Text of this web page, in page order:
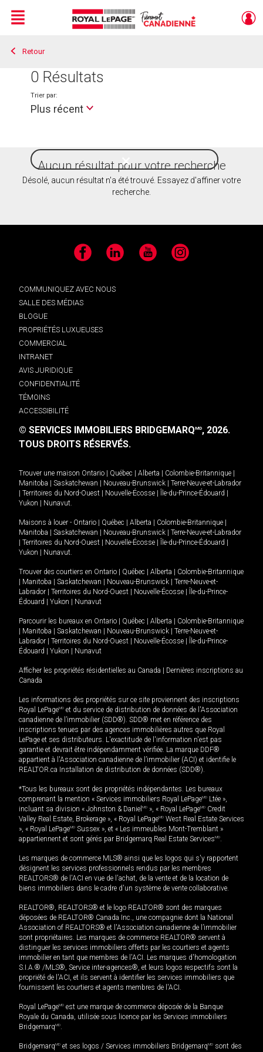
Live
En Direct
Menu
Retour
0 Résultats
Style
de
vie
Trier par:
Plus récent
Aucun résultat pour votre recherche
Désolé, aucun résultat n'a été trouvé. Essayez d'affiner votre
recherche.
Facebook LinkedIn YouTube Instagram
COMMUNIQUEZ AVEC NOUS
SALLE DES MÉDIAS
BLOGUE
PROPRIÉTÉS LUXUEUSES
COMMERCIAL
INTRANET
AVIS JURIDIQUE
CONFIDENTIALITÉ
TÉMOINS
ACCESSIBILITÉ
© SERVICES IMMOBILIERS BRIDGEMARQMD, 2026.
TOUS DROITS RÉSERVÉS.
Trouver une maison Ontario Québec Alberta Colombie-Britannique
Manitoba
Saskatchewan Nouveau-Brunswick
Terre-Neuve-et-Labrador
Territoires du Nord-Ouest Nouvelle-Écosse Île-du-Prince-Édouard
Yukon
Nunavut.
Maisons à louer - Ontario Québec Alberta Colombie-Britannique
Manitoba
Saskatchewan Nouveau-Brunswick
Terre-Neuve-et-Labrador
Territoires du Nord-Ouest Nouvelle-Écosse Île-du-Prince-Édouard
Yukon
Nunavut.
Trouver des courtiers en Ontario Québec Alberta
Colombie-Britannique
Manitoba Saskatchewan Nouveau-Brunswick
Terre-Neuve-et-
Labrador
Territoires du Nord-Ouest Nouvelle-Écosse
Île-du-Prince-
Édouard
Yukon Nunavut
Parcourir les bureaux en Ontario Québec Alberta
Colombie-Britannique
Manitoba Saskatchewan Nouveau-Brunswick
Terre-Neuve-et-
Labrador
Territoires du Nord-Ouest Nouvelle-Écosse
Île-du-Prince-
Édouard
Yukon Nunavut
Afficher les propriétés résidentielles au Canada
Dernières inscriptions au
Canada
Les informations des propriétés sur ce site proviennent des inscriptions
Royal LePageMD et du service de distribution de données de l'Association
canadienne de l’immobilier (SDD®). SDD® met en référence des
inscriptions tenues par des agences immobilières autres que Royal
LePage et ses distributeurs. L'exactitude de l'information n'est pas
garantie et devrait être indépendamment vérifiée. La marque DDF®
appartient à l'Association canadienne de l’immobilier (ACI) et identifie le
REALTOR.ca Installation de distribution de données (SDD®).
*Tous les bureaux sont des propriétés indépendantes. Les bureaux
comprenant la mention « Services immobiliers Royal LePageMD Ltée »,
incluant sa division « Johnston & Daniel MD », « Royal LePageMD Credit
Valley Real Estate, Brokerage », « Royal LePageMD West Real Estate Services
», « Royal LePageMD Sussex », et « Les immeubles Mont-Tremblant »
appartiennent et sont gérés par Bridgemarq Real Estate ServicesMD.
Les marques de commerce MLS® ainsi que les logos qui s'y rapportent
désignent les services professionnels rendus par les membres
REALTORS® de l'ACI en vue de l'achat, de la vente et de la location de
biens immobiliers dans le cadre d'un système de vente collaborative.
REALTOR®, REALTORS® et le logo REALTOR® sont des marques
déposées de REALTOR® Canada Inc., une compagnie dont la National
Association of REALTORS® et l'Association canadienne de l’immobilier
sont propriétaires. Les marques de commerce REALTOR® servent à
distinguer les services immobiliers offerts par les courtiers et agents
immobilier en tant que membres de l'ACI. Les marques d'homologation
S.I.A.® /MLS®, Service inter-agences®, et leurs logos respectifs sont la
propriété de l'ACI, et ils servent à identifier les services immobiliers que
fournissent les courtiers et agents membres de l'ACI.
Royal LePageMD est une marque de commerce déposée de la Banque
Royale du Canada, utilisée sous licence par les Services immobiliers
BridgemarqMD.
BridgemarqMD et ses logos / Services immobiliers BridgemarqMD sont des